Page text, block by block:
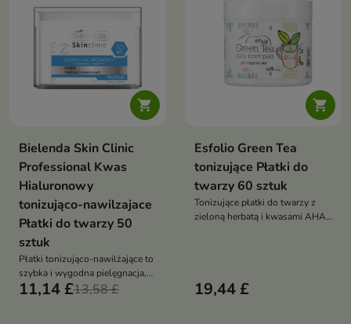

Bielenda Skin Clinic
Professional Kwas
Hialuronowy
tonizująco-nawilzajace
Płatki do twarzy 50
sztuk
Płatki tonizująco-nawilżające to
szybka i wygodna pielęgnacja,
która odświeża, nawilża i
11,14 £13,58 £

Esfolio Green Tea
tonizujące Płatki do
twarzy 60 sztuk
Tonizujące płatki do twarzy z
zieloną herbatą i kwasami AHA,
19,44 £